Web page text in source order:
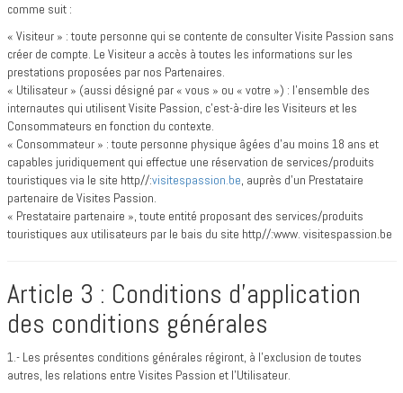
comme suit :
« Visiteur » : toute personne qui se contente de consulter Visite Passion sans
créer de compte. Le Visiteur a accès à toutes les informations sur les
prestations proposées par nos Partenaires.
« Utilisateur » (aussi désigné par « vous » ou « votre ») : l'ensemble des
internautes qui utilisent Visite Passion, c’est-à-dire les Visiteurs et les
Consommateurs en fonction du contexte.
« Consommateur » : toute personne physique âgées d’au moins 18 ans et
capables juridiquement qui effectue une réservation de services/produits
touristiques via le site http//:visitespassion.be, auprès d’un Prestataire
partenaire de Visites Passion.
« Prestataire partenaire », toute entité proposant des services/produits
touristiques aux utilisateurs par le bais du site http//:www. visitespassion.be
Article 3 : Conditions d’application
des conditions générales
1.- Les présentes conditions générales régiront, à l’exclusion de toutes
autres, les relations entre Visites Passion et l’Utilisateur.